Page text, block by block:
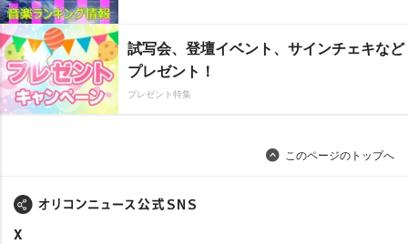
試写会、登壇イベント、サインチェキなど
プレゼント！
プレゼント特集
このページのトップへ
X